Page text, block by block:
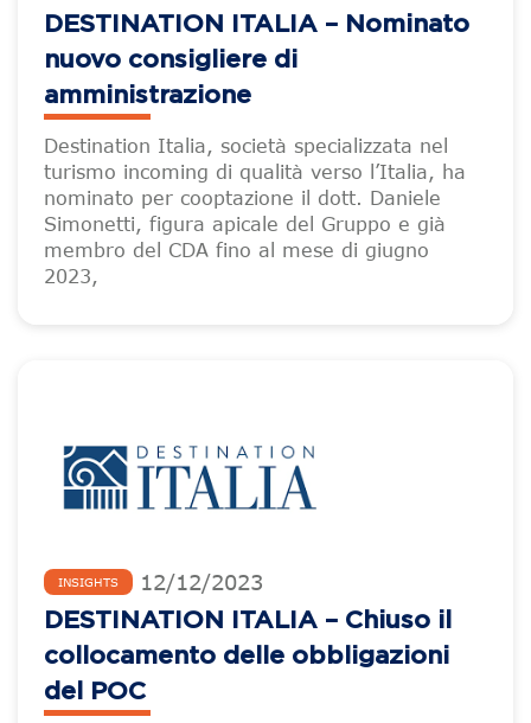
DESTINATION ITALIA – Nominato
nuovo consigliere di
amministrazione
Destination Italia, società specializzata nel
turismo incoming di qualità verso l’Italia, ha
nominato per cooptazione il dott. Daniele
Simonetti, figura apicale del Gruppo e già
membro del CDA fino al mese di giugno
2023,
INSIGHTS 12/12/2023
DESTINATION ITALIA – Chiuso il
collocamento delle obbligazioni
del POC